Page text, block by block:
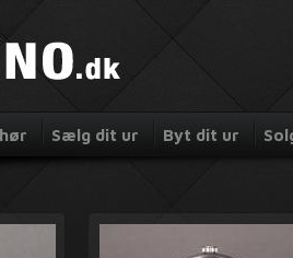
Sælg dit ur Byt dit ur